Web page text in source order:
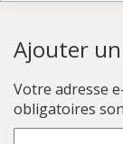
Ajouter
Votre adresse
obligatoires